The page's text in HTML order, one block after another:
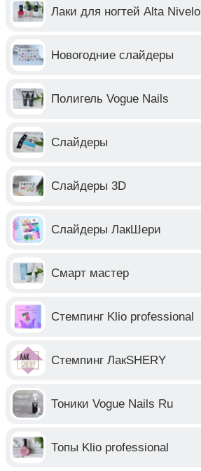
Лаки для ногтей Alta Nivelo
Новогодние слайдеры
Полигель Vogue Nails
Слайдеры
Слайдеры 3D
Слайдеры ЛакШери
Смарт мастер
Стемпинг Klio professional
Стемпинг ЛакSHERY
Тоники Vogue Nails Ru
Топы Klio professional